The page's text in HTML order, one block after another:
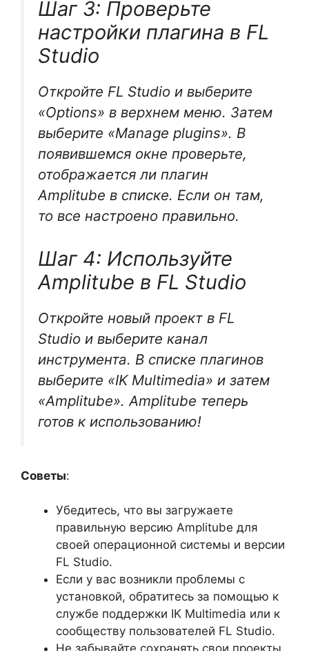
Шаг 3: Проверьте
настройки плагина в FL
Studio
Откройте FL Studio и выберите
«Options» в верхнем меню. Затем
выберите «Manage plugins». В
появившемся окне проверьте,
отображается ли плагин
Amplitube в списке. Если он там,
то все настроено правильно.
Шаг 4: Используйте
Amplitube в FL Studio
Откройте новый проект в FL
Studio и выберите канал
инструмента. В списке плагинов
выберите «IK Multimedia» и затем
«Amplitube». Amplitube теперь
готов к использованию!
Советы:
Убедитесь, что вы загружаете
правильную версию Amplitube для
своей операционной системы и версии
FL Studio.
Если у вас возникли проблемы с
установкой, обратитесь за помощью к
службе поддержки IK Multimedia или к
сообществу пользователей FL Studio.